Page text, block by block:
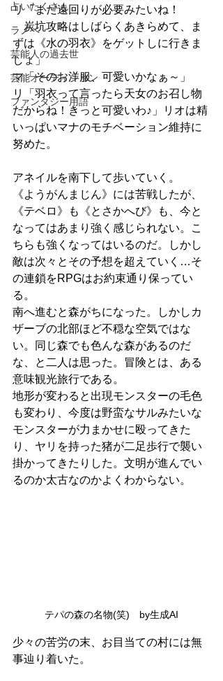
占いたくさん
ラノベ
芸能人の過去世
芸能オーディション
ファンタジー用語
リ「まだ遠回りが必要みたいね！
炭坑攻略はしばらくあきらめて、ま
ずは《水の羽衣》をゲットしに行きま
しょ」
マ「そのお洋服、可愛いかなぁ～」
リ「羽衣って言ったら天女のお召し物
だからね！きっと可愛いわ♪」リオは精
いっぱいマナのモチベーション維持に
努めた。
アネイルを南下して歩いていく。
《ようがんまじん》には苦戦したが、
《テベロ》も《とさかへび》も、今と
なってはあまり強く感じられない。こ
ちらも強くなってはいるのだ。しかし
敵は次々とその予想を超えていく…そ
の連鎖をRPGはお約束通り保ってい
る。
南へ進むと森がちになった。しかしカ
ザーブの北部ほど不穏な空気ではな
い。同じ森でも色んな森があるのだ
な、と二人は思った。冒険とは、ある
意味観光旅行である。
地形が変わると出現モンスターの毛色
も変わり、今度は野蛮なサルみたいな
モンスターが力まかせに殴ってきた
り、ヤリを持った猪が二足歩行で襲い
掛かってきたりした。文明が進んでい
るのか太古なのかよくわからない。
テパの森の名物(笑)　by生成AI
少々の苦労の末、お目当ての村には無
事辿り着いた。